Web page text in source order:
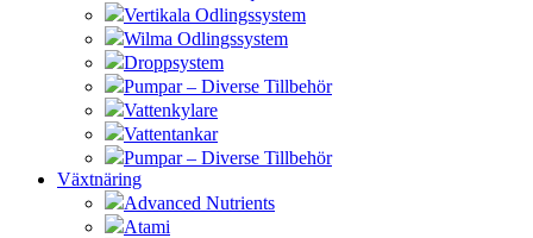
Vertikala Odlingssystem
Wilma Odlingssystem
Droppsystem
Pumpar – Diverse Tillbehör
Vattenkylare
Vattentankar
Pumpar – Diverse Tillbehör
Växtnäring
Advanced Nutrients
Atami